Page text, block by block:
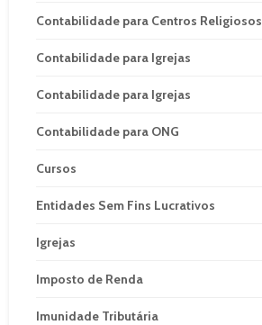
Contabilidade para Centros Religiosos
Contabilidade para Igrejas
Contabilidade para Igrejas
Contabilidade para ONG
Cursos
Entidades Sem Fins Lucrativos
Igrejas
Imposto de Renda
Imunidade Tributária